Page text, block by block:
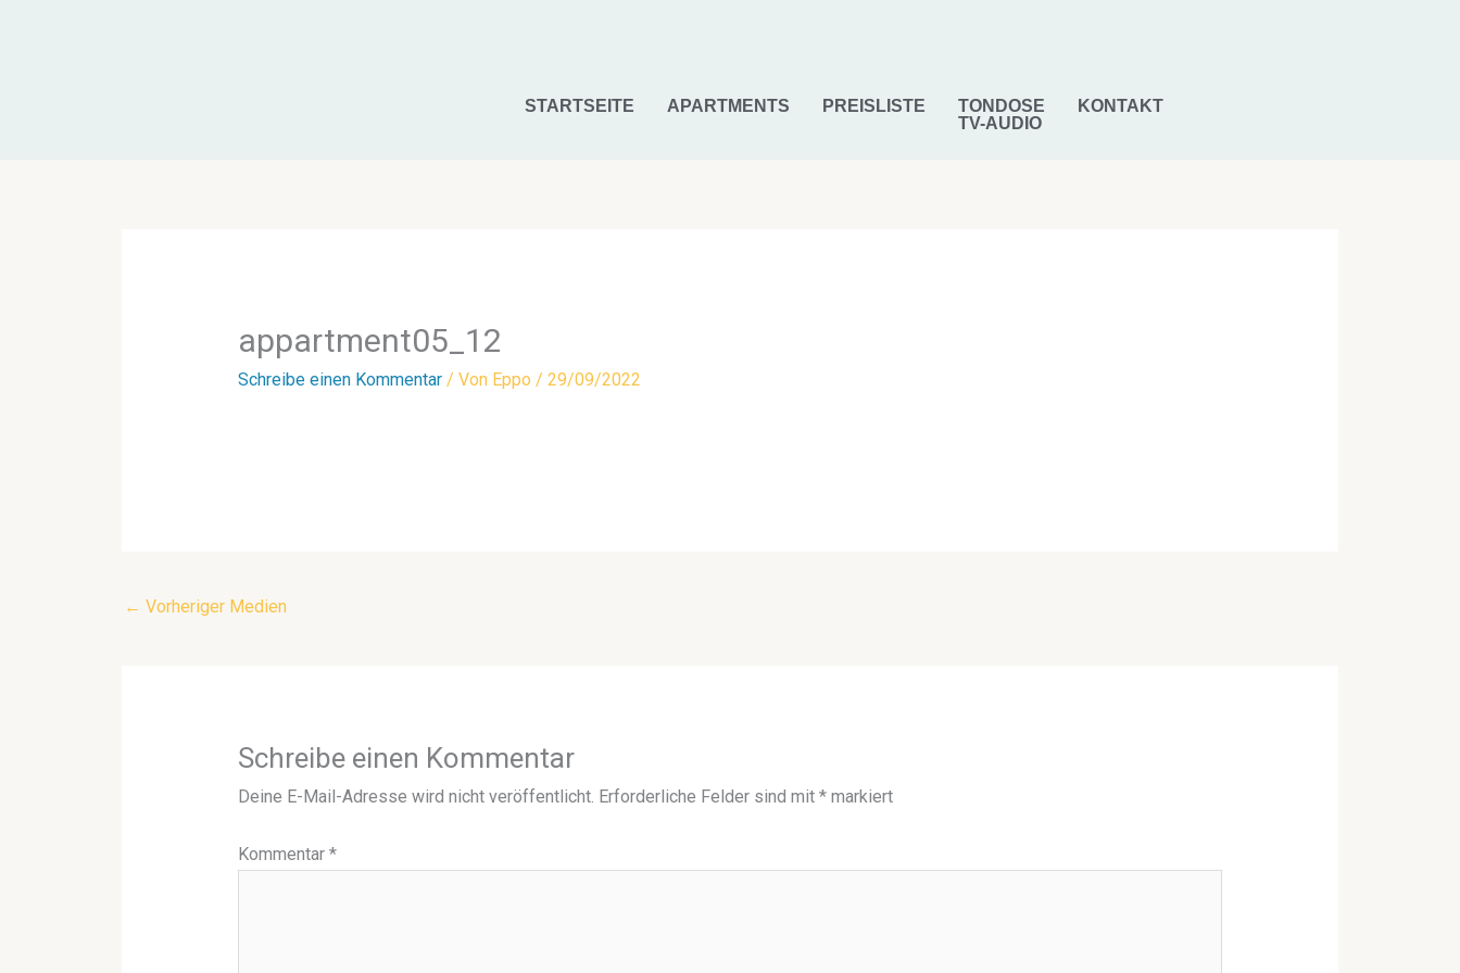
STARTSEITE APARTMENTS PREISLISTE
TONDOSE
TV-AUDIO
KONTAKT
appartment05_12
Schreibe einen Kommentar / Von Eppo / 29/09/2022
← Vorheriger Medien
Schreibe einen Kommentar
Deine E-Mail-Adresse wird nicht veröffentlicht. Erforderliche Felder sind mit *markiert
Kommentar *